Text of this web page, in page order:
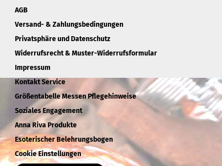
AGB
Versand- & Zahlungsbedingungen
Privatsphäre und Datenschutz
Widerrufsrecht & Muster-Widerrufsformular
Impressum
Kontakt Service
Größentabelle Messen Pflegehinweise
Soziales Engagement
Anna Riva Produkte
Esoterischer Belehrungsbogen
Cookie Einstellungen